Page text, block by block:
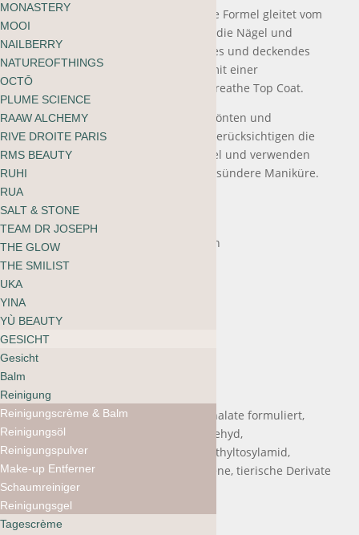
Die ultraleichte, speziell entwickelte Formel gleitet vom
ersten Auftragen an mühelos über die Nägel und
verleiht ihnen ein präzises, cremiges und deckendes
Finish. Verlängere die Haltbarkeit mit einer
abschliessenden Schicht Shine & Breathe Top Coat.
Die luxuriösen, mehrfach preisgekrönten und
schadstofffreien L'Oxygéné-Lacke berücksichtigen die
zukünftige Gesundheit deiner Nägel und verwenden
patentierte Technologie für eine gesündere Maniküre.
12-frei
Atmungsaktiv und sauerstoffreich
Wasserdurchlässig
Zertifiziertes Halal
Glutenfrei
L'Oxygéné Polituren sind ohne Phthalate formuliert,
einschließlich DBP, Toluol, Formaldehyd,
Formaldehydharz, Kampfer, Xylol, Ethyltosylamid,
Triphenylphosphat, Alkohol, Parabene, tierische Derivate
und Gluten.
MONASTERY
MOOI
NAILBERRY
NATUREOFTHINGS
OCTŌ
PLUME SCIENCE
RAAW ALCHEMY
RIVE DROITE PARIS
RMS BEAUTY
RUHI
RUA
SALT & STONE
TEAM DR JOSEPH
THE GLOW
THE SMILIST
UKA
YINA
YÙ BEAUTY
GESICHT
Gesicht
Balm
Reinigung
Reinigungscrème & Balm
Reinigungsöl
Reinigungspulver
Make-up Entferner
Schaumreiniger
Reinigungsgel
Tagescrème